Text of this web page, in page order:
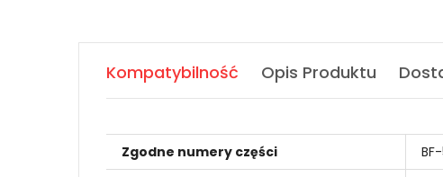
Kompatybilność Opis Produktu
Zgodne numery części